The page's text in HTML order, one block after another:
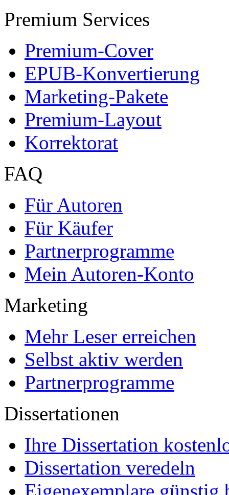
Premium Services
Premium-Cover
EPUB-Konvertierung
Marketing-Pakete
Premium-Layout
Korrektorat
FAQ
Für Autoren
Für Käufer
Partnerprogramme
Mein Autoren-Konto
Marketing
Mehr Leser erreichen
Selbst aktiv werden
Partnerprogramme
Dissertationen
Ihre Dissertation
Dissertation veredeln